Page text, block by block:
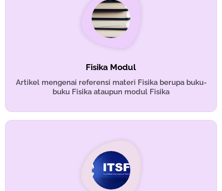
Fisika Modul
Artikel mengenai referensi materi Fisika berupa buku-
buku Fisika ataupun modul Fisika